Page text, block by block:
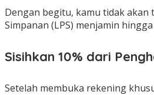
Dengan begitu, kamu tidak
Simpanan (LPS) menjamin
Sisihkan 10% dari
Setelah membuka rekening